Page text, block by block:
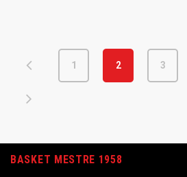
1 2 3
BASKET MESTRE 1958